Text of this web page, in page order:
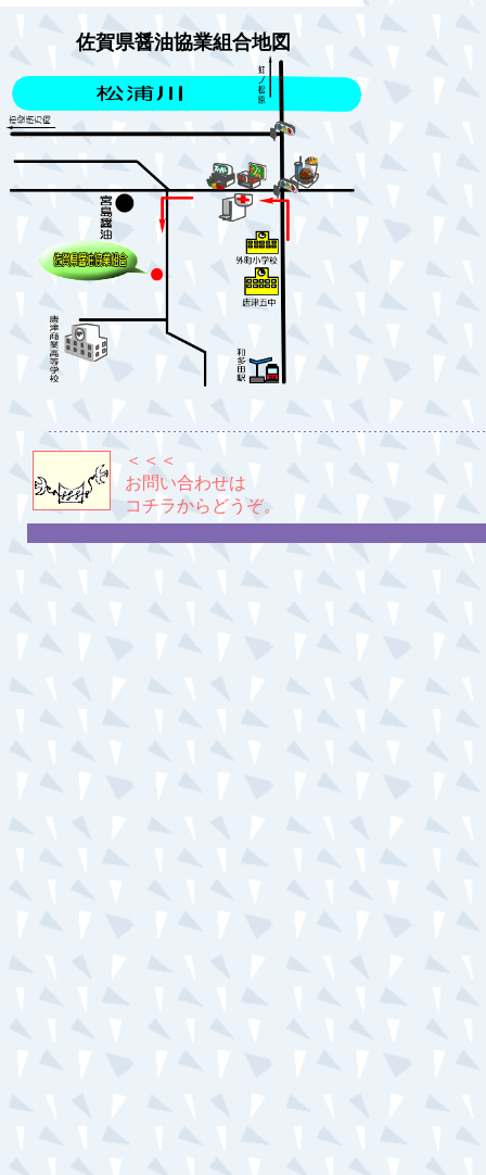
佐賀県醤油協業組合地図
＜＜＜
お問い合わせは
コチラからどうぞ。